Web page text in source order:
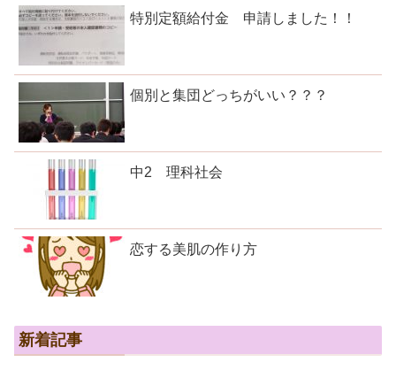
特別定額給付金 申請しました！！
個別と集団どっちがいい？？？
中2 理科社会
恋する美肌の作り方
新着記事